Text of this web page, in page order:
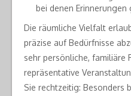
bei denen
Die räumliche Vielfalt
präzise auf Bedürfnisse
sehr persönliche, familiäre
repräsentative
Sie rechtzeitig: Besonders